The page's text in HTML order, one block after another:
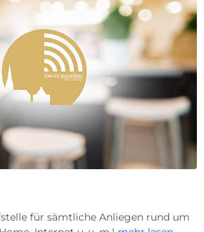
für sämtliche Anliegen rund um